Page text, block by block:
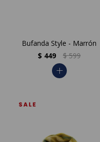
Bufanda Style - Marrón
$ 449 $ 599
add